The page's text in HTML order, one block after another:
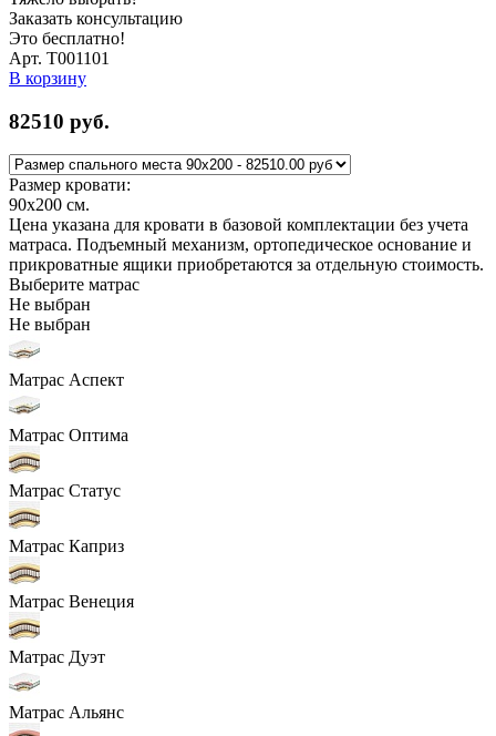
Заказать консультацию
Это бесплатно!
Арт. Т001101
В корзину
82510 руб.
Размер кровати:
90x200 см.
Цена указана для кровати в базовой комплектации без учета
матраса. Подъемный механизм, ортопедическое основание и
прикроватные ящики приобретаются за отдельную стоимость.
Выберите матрас
Не выбран
Не выбран
Матрас Аспект
Матрас Оптима
Матрас Статус
Матрас Каприз
Матрас Венеция
Матрас Дуэт
Матрас Альянс